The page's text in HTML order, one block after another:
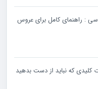
: راهنمای کامل برای عروس
کلیدی که نباید از دست بدهید